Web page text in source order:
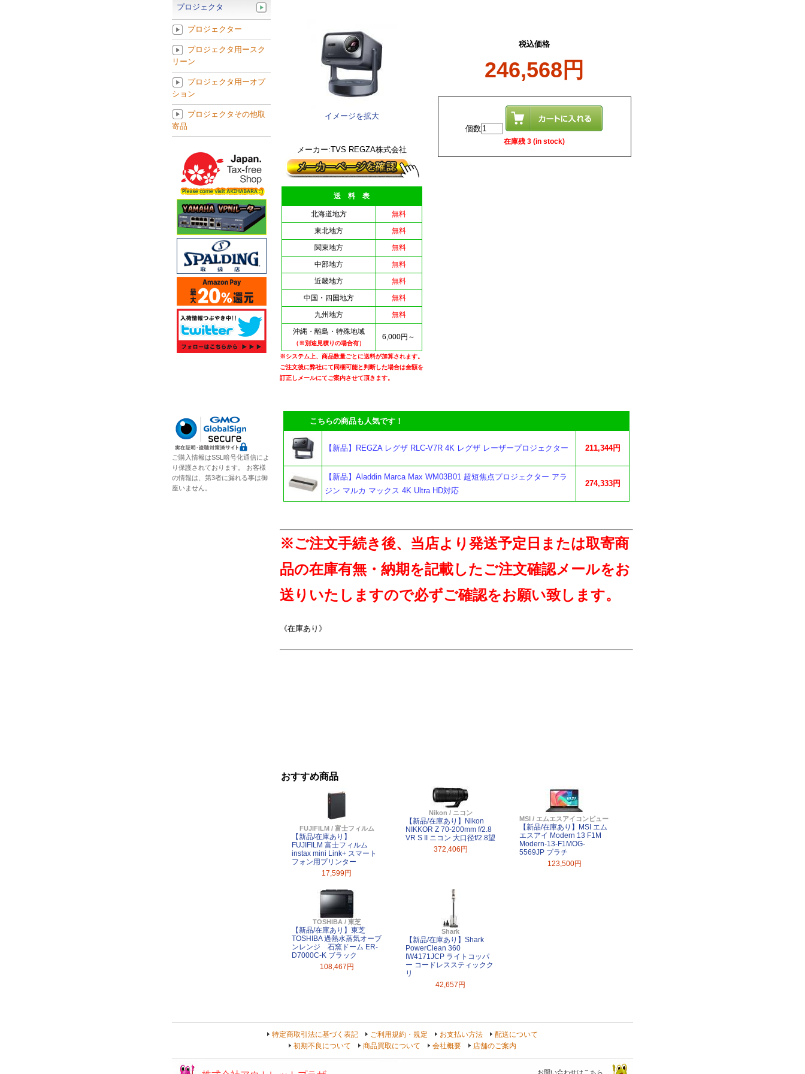
イメージを拡大
メーカー:TVS REGZA株式会社
送 料 表
北海道地方
無料
東北地方
無料
関東地方
無料
中部地方
無料
近畿地方
無料
中国・四国地方
無料
九州地方
無料
沖縄・離島・特殊地域
（※別途見積りの場合有）
6,000円～
※システム上、商品数量ごとに送料が加算されます。
ご注文後に弊社にて同梱可能と判断した場合は金額を
訂正しメールにてご案内させて頂きます。
税込価格
246,568円
個数
在庫残 3 (in stock)
こちらの商品も人気です！
【新品】REGZA レグザ RLC-V7R 4K レグザ レーザープロジェクター 211,344円
【新品】Aladdin Marca Max WM03B01 超短焦点プロジェクター アラ
ジン マルカ マックス 4K Ultra HD対応
274,333円
※ご注文手続き後、当店より発送予定日または取寄商
品の在庫有無・納期を記載したご注文確認メールをお
送りいたしますので必ずご確認をお願い致します。
《在庫あり》
おすすめ商品
FUJIFILM / 富士フィルム
【新品/在庫あり】
FUJIFILM 富士フィルム
instax mini Link+ スマート
フォン用プリンター
17,599円
Nikon / ニコン
【新品/在庫あり】Nikon
NIKKOR Z 70-200mm f/2.8
VR S II ニコン 大口径f/2.8望
372,406円
MSI / エムエスアイコンピューター
【新品/在庫あり】MSI エム
エスアイ Modern 13 F1M
Modern-13-F1MOG-
5569JP プラチ
123,500円
TOSHIBA / 東芝
【新品/在庫あり】東芝
TOSHIBA 過熱水蒸気オーブ
ンレンジ 石窯ドーム ER-
D7000C-K ブラック
108,467円
Shark
【新品/在庫あり】Shark
PowerClean 360
IW4171JCP ライトコッパ
ー コードレススティックク
リ
42,657円
プロジェクタ
プロジェクター
プロジェクタ用ースク
リーン
プロジェクタ用ーオプ
ション
プロジェクタその他取
寄品
ご購入情報はSSL暗号化通信によ
り保護されております。 お客様
の情報は、第3者に漏れる事は御
座いません。
特定商取引法に基づく表記 ご利用規約・規定 お支払い方法
配送について
初期不良について
商品買取について 会社概要 店舗のご案内
お問い合わせはこちら